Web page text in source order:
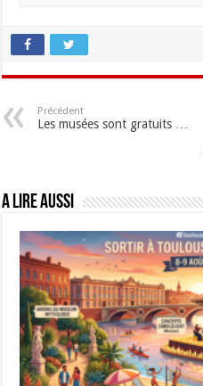
Précédent
Les musées sont gratuits …
A lire aussi